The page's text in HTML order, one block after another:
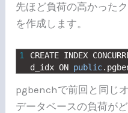
先ほど負荷の高かった
を作成します。
1 CREATE INDEX
d_idx ON public.
pgbenchで前回と同じ
データベースの負荷が